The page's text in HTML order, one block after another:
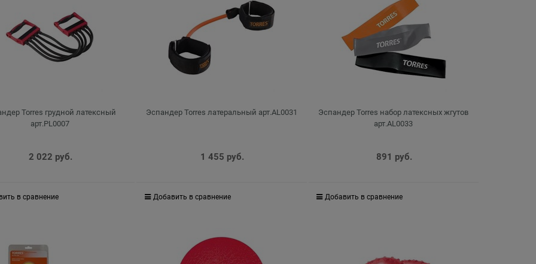
Torres грудной латексный
арт.PL0007
2 022 руб.
в сравнение
Эспандер Torres латеральный арт.AL0031
1 455 руб.
Добавить в сравнение
Эспандер Torres набор латексных жгутов
арт.AL0033
891 руб.
Добавить в сравнение